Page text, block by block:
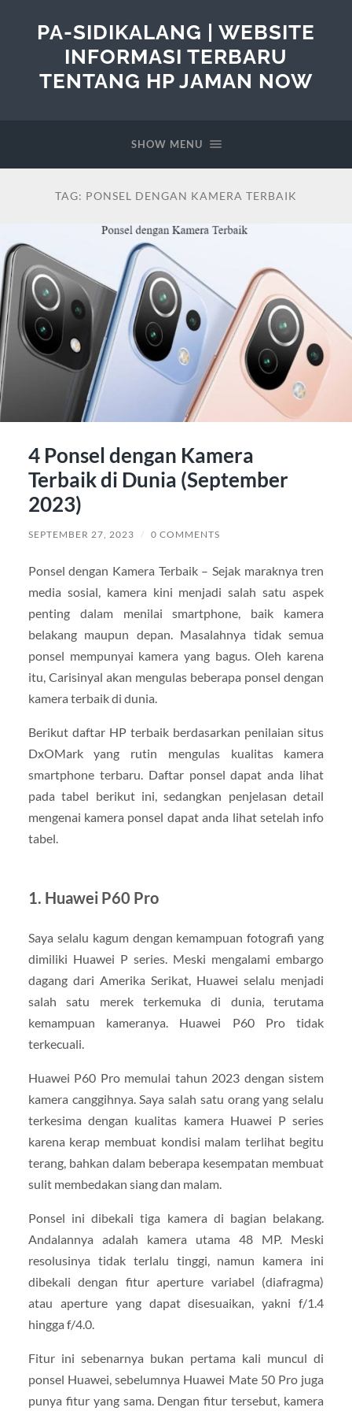
PA-SIDIKALANG | WEBSITE
INFORMASI TERBARU
TENTANG HP JAMAN NOW
SHOW MENU
TAG: PONSEL DENGAN KAMERA TERBAIK
4 Ponsel dengan Kamera
Terbaik di Dunia (September
2023)
SEPTEMBER 27, 2023 / 0 COMMENTS
Ponsel dengan Kamera Terbaik – Sejak maraknya tren
media sosial, kamera kini menjadi salah satu aspek
penting dalam menilai smartphone, baik kamera
belakang maupun depan. Masalahnya tidak semua
ponsel mempunyai kamera yang bagus. Oleh karena
itu, Carisinyal akan mengulas beberapa ponsel dengan
kamera terbaik di dunia.
Berikut daftar HP terbaik berdasarkan penilaian situs
DxOMark yang rutin mengulas kualitas kamera
smartphone terbaru. Daftar ponsel dapat anda lihat
pada tabel berikut ini, sedangkan penjelasan detail
mengenai kamera ponsel dapat anda lihat setelah info
tabel.
1. Huawei P60 Pro
Saya selalu kagum dengan kemampuan fotografi yang
dimiliki Huawei P series. Meski mengalami embargo
dagang dari Amerika Serikat, Huawei selalu menjadi
salah satu merek terkemuka di dunia, terutama
kemampuan kameranya. Huawei P60 Pro tidak
terkecuali.
Huawei P60 Pro memulai tahun 2023 dengan sistem
kamera canggihnya. Saya salah satu orang yang selalu
terkesima dengan kualitas kamera Huawei P series
karena kerap membuat kondisi malam terlihat begitu
terang, bahkan dalam beberapa kesempatan membuat
sulit membedakan siang dan malam.
Ponsel ini dibekali tiga kamera di bagian belakang.
Andalannya adalah kamera utama 48 MP. Meski
resolusinya tidak terlalu tinggi, namun kamera ini
dibekali dengan fitur aperture variabel (diafragma)
atau aperture yang dapat disesuaikan, yakni f/1.4
hingga f/4.0.
Fitur ini sebenarnya bukan pertama kali muncul di
ponsel Huawei, sebelumnya Huawei Mate 50 Pro juga
punya fitur yang sama. Dengan fitur tersebut, kamera